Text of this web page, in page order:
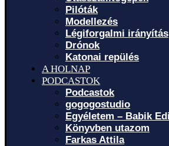
Pilóták
Modellezés
Légiforgalmi irányítás
Drónok
Katonai repülés
A HOLNAP
PODCASTOK
Podcastok
gogogostudio
Egyéletem – Babik
Könyvben utazom
Farkas Attila